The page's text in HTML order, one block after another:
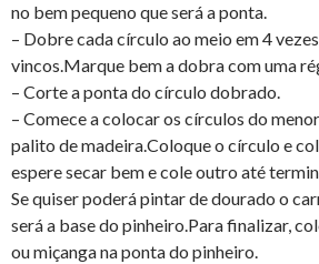
no bem pequeno que será a ponta.
– Dobre cada círculo ao meio em 4
vincos.Marque bem a dobra com uma
– Corte a ponta do círculo dobrado.
– Comece a colocar os círculos do
palito de madeira.Coloque o círculo e
espere secar bem e cole outro até
Se quiser poderá pintar de dourado o
será a base do pinheiro.Para finalizar,
ou miçanga na ponta do pinheiro.